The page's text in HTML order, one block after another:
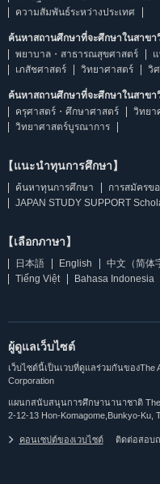
ความสัมพันธ์ระหว่างประเทศ
ค้นหาสถานศึกษาที่จะศึกษาในสาขา
พยาบาล・สาธารณสุขศาสตร์
เภสัชศาสตร์
วิทยาศาสตร์ วิ
ค้นหาสถานศึกษาที่จะศึกษาในสาข
ครุศาสตร์・ศึกษาศาสตร์
วิทยา
วิทยาศาสตร์บูรณาการ
【แนะนำทุนการศึกษา】
ค้นหาทุนการศึกษา
การสมัครข
JAPAN STUDY SUPPORT
【เลือกภาษา】
日本語 English 中文（简体
Tiếng Việt
Bahasa Indonesia
ผู้ดูแลเว็บไซต์
เว็บไซต์นี้เป็นเวบที่ดูแลร่วมกันของThe
Corporation
แผนกสนับสนุนการศึกษานานาชาติ The
2-12-13 Hon-Komagome,Bunkyo-Ku,
คอนเซปต์ของเวบไซต์ ติดต่อสอบ